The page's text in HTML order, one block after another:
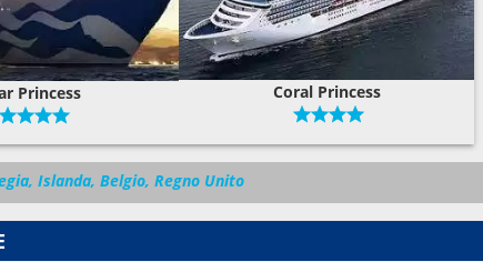
Princess Coral Princess
Islanda, Belgio, Regno Unito